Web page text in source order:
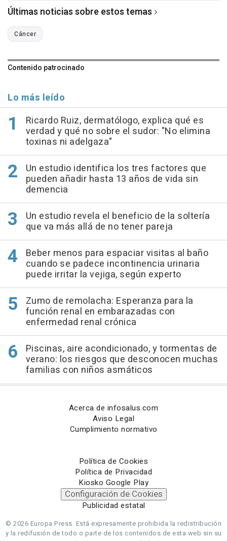
Últimas noticias sobre estos temas
Cáncer
Contenido patrocinado
Lo más leído
Ricardo Ruiz, dermatólogo, explica qué es
verdad y qué no sobre el sudor: "No elimina
toxinas ni adelgaza"
Un estudio identifica los tres factores que
pueden añadir hasta 13 años de vida sin
demencia
Un estudio revela el beneficio de la soltería
que va más allá de no tener pareja
Beber menos para espaciar visitas al baño
cuando se padece incontinencia urinaria
puede irritar la vejiga, según experto
Zumo de remolacha: Esperanza para la
función renal en embarazadas con
enfermedad renal crónica
Piscinas, aire acondicionado, y tormentas de
verano: los riesgos que desconocen muchas
familias con niños asmáticos
Acerca de infosalus.com
Aviso Legal
Cumplimiento normativo
Política de Cookies
Política de Privacidad
Kiosko Google Play
Configuración de Cookies
Publicidad estatal
© 2026 Europa Press. Está expresamente prohibida la redistribución
y la redifusión de todo o parte de los contenidos de esta web sin su